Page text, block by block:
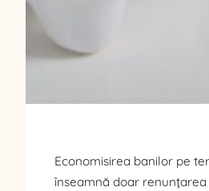
Economisirea banilor pe
înseamnă doar